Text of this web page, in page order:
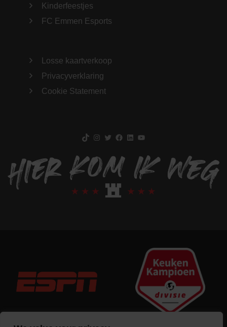
Kinderfeestjes
FC Emmen Esports
Losse kaartverkoop
Privacyverklaring
Cookie Statement